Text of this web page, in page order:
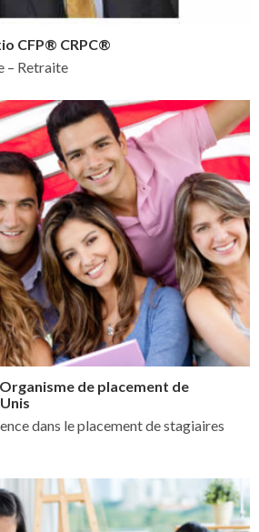
CFP® CRPC®
– Retraite
de placement de
dans le placement de stagiaires